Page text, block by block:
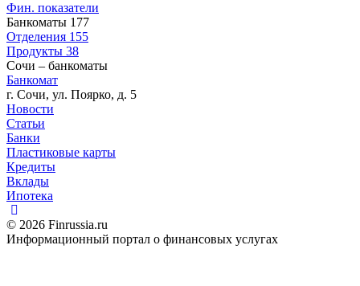
Фин. показатели
Банкоматы 177
Отделения 155
Продукты 38
Сочи – банкоматы
Банкомат
г. Сочи, ул. Поярко, д. 5
Новости
Статьи
Банки
Пластиковые карты
Кредиты
Вклады
Ипотека
© 2026 Finrussia.ru
Информационный портал о финансовых услугах